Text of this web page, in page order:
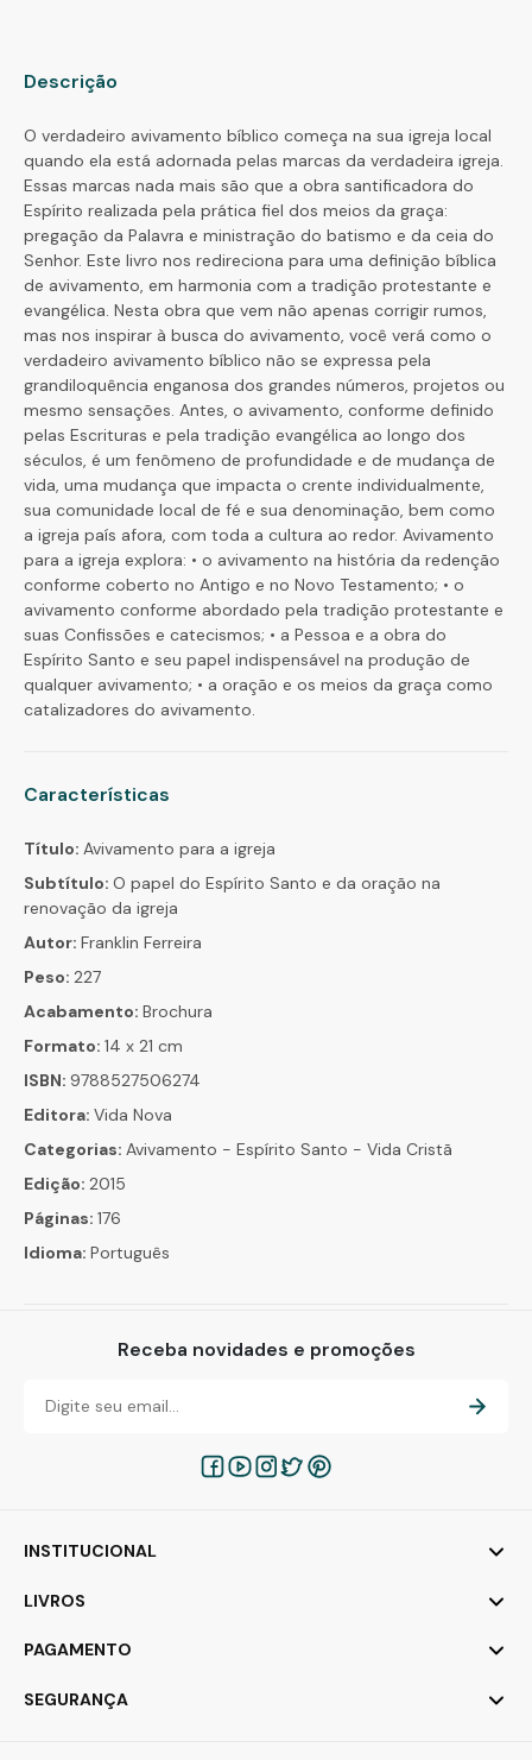
Descrição
O verdadeiro avivamento bíblico começa na sua igreja local
quando ela está adornada pelas marcas da verdadeira igreja.
Essas marcas nada mais são que a obra santificadora do
Espírito realizada pela prática fiel dos meios da graça:
pregação da Palavra e ministração do batismo e da ceia do
Senhor. Este livro nos redireciona para uma definição bíblica
de avivamento, em harmonia com a tradição protestante e
evangélica. Nesta obra que vem não apenas corrigir rumos,
mas nos inspirar à busca do avivamento, você verá como o
verdadeiro avivamento bíblico não se expressa pela
grandiloquência enganosa dos grandes números, projetos ou
mesmo sensações. Antes, o avivamento, conforme definido
pelas Escrituras e pela tradição evangélica ao longo dos
séculos, é um fenômeno de profundidade e de mudança de
vida, uma mudança que impacta o crente individualmente,
sua comunidade local de fé e sua denominação, bem como
a igreja país afora, com toda a cultura ao redor. Avivamento
para a igreja explora: • o avivamento na história da redenção
conforme coberto no Antigo e no Novo Testamento; • o
avivamento conforme abordado pela tradição protestante e
suas Confissões e catecismos; • a Pessoa e a obra do
Espírito Santo e seu papel indispensável na produção de
qualquer avivamento; • a oração e os meios da graça como
catalizadores do avivamento.
Características
Título: Avivamento para a igreja
Subtítulo: O papel do Espírito Santo e da oração na
renovação da igreja
Autor: Franklin Ferreira
Peso: 227
Acabamento: Brochura
Formato: 14 x 21 cm
ISBN: 9788527506274
Editora: Vida Nova
Categorias: Avivamento - Espírito Santo - Vida Cristã
Edição: 2015
Páginas: 176
Idioma: Português
Receba novidades e promoções
INSTITUCIONAL
LIVROS
PAGAMENTO
SEGURANÇA